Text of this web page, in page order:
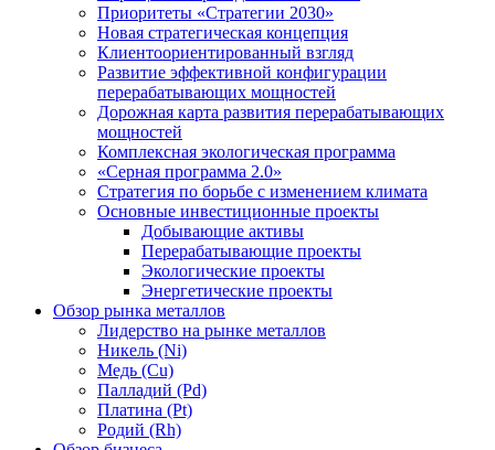
Приоритеты «Стратегии 2030»
Новая стратегическая концепция
Клиентоориентированный взгляд
Развитие эффективной конфигурации
перерабатывающих мощностей
Дорожная карта развития перерабатывающих
мощностей
Комплексная экологическая программа
«Серная программа 2.0»
Стратегия по борьбе с изменением климата
Основные инвестиционные проекты
Добывающие активы
Перерабатывающие проекты
Экологические проекты
Энергетические проекты
Обзор рынка металлов
Лидерство на рынке металлов
Никель (Ni)
Медь (Cu)
Палладий (Pd)
Платина (Pt)
Родий (Rh)